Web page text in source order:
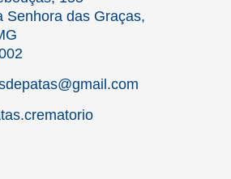
Senhora das Graças,